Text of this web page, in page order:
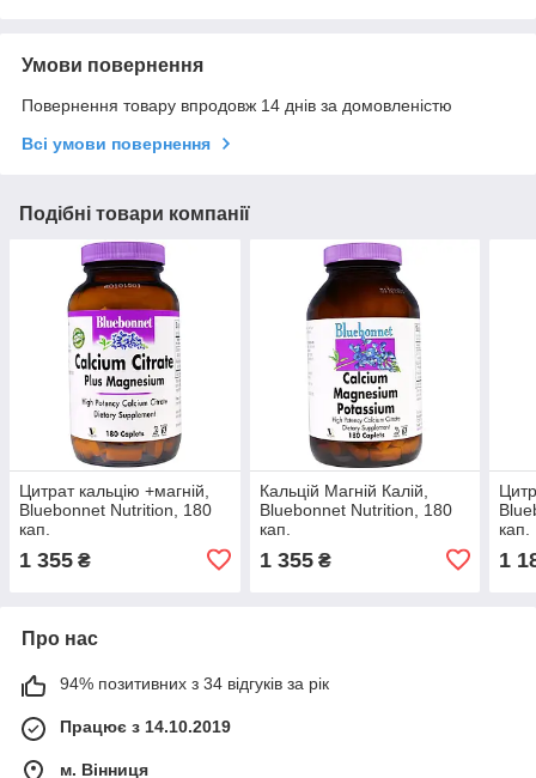
Умови повернення
Повернення товару впродовж 14 днів за домовленістю
Всі умови повернення
Подібні товари компанії
Цитрат кальцію +магній,
Bluebonnet Nutrition, 180
кап.
1 355 ₴
Кальцій Магній Калій,
Bluebonnet Nutrition, 180
кап.
1 355₴
кап.
1
Про нас
94% позитивних з 34 відгуків за рік
Працює з 14.10.2019
м. Вінниця